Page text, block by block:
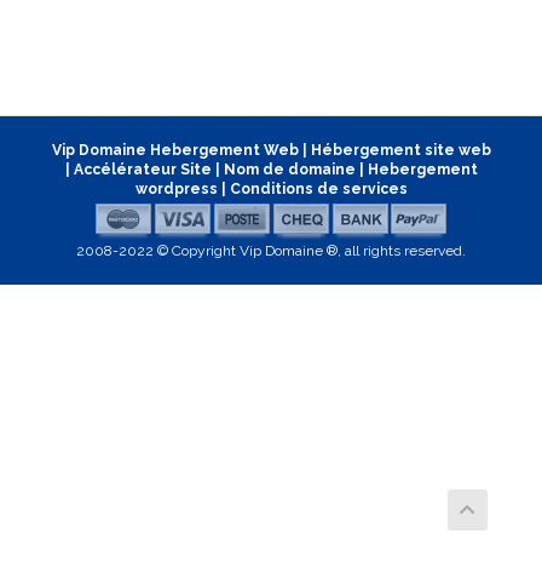
Vip Domaine Hebergement Web|
Hébergement site web
Accélérateur Site Nom de domaine
Hebergement
wordpress
Conditions de services
2008-2022 © Copyright Vip Domaine ®, all rights reserved.